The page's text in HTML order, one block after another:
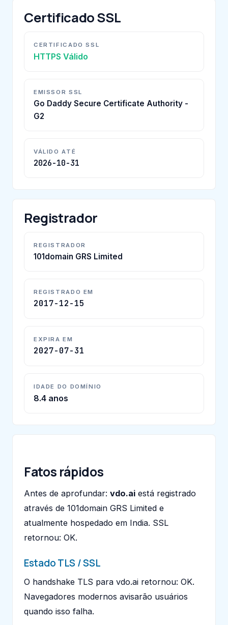
Certificado SSL
CERTIFICADO SSL
HTTPS Válido
EMISSOR SSL
Go Daddy Secure Certificate Authority -
G2
VÁLIDO ATÉ
2026-10-31
Registrador
REGISTRADOR
101domain GRS Limited
REGISTRADO EM
2017-12-15
EXPIRA EM
2027-07-31
IDADE DO DOMÍNIO
8.4 anos
Fatos rápidos
Antes de aprofundar: vdo.ai está registrado
através de 101domain GRS Limited e
atualmente hospedado em India. SSL
retornou: OK.
Estado TLS / SSL
O handshake TLS para vdo.ai retornou: OK.
Navegadores modernos avisarão usuários
quando isso falha.